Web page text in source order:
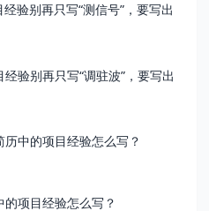
验别再只写“测信号”，要写出
验别再只写“调驻波”，要写出
中的项目经验怎么写？
项目经验怎么写？